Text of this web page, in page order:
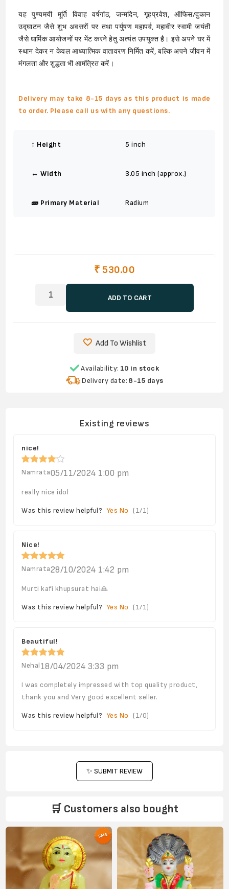
यह पुण्यमयी मूर्ति विवाह वर्षगांठ, जन्मदिन, गृहप्रवेश, ऑफिस/दुकान
उद्घाटन जैसे शुभ अवसरों पर तथा पर्युषण महापर्व, महावीर स्वामी जयंती
जैसे धार्मिक आयोजनों पर भेंट करने हेतु अत्यंत उपयुक्त है। इसे अपने घर में
स्थान देकर न केवल आध्यात्मिक वातावरण निर्मित करें, बल्कि अपने जीवन में
मंगलता और शुद्धता भी आमंत्रित करें।
Delivery may take 8-15 days as this product is made
to order. Please call us with any questions.
↕️ Height 5 inch
↔️ Width 3.05 inch (approx.)
🧱 Primary Material Radium
₹ 530.00
ADD TO CART
Add To Wishlist
Availability: 10 in stock
Delivery date: 8-15 days
Existing reviews
nice!
Namrata05/11/2024 1:00 pm
really nice idol
Was this review helpful? Yes No (1/1)
Nice!
Namrata28/10/2024 1:42 pm
Murti kafi khupsurat hai🙏
Was this review helpful? Yes No (1/1)
Beautiful!
Nehal18/04/2024 3:33 pm
I was completely impressed with top quality product,
thank you and Very good excellent seller.
Was this review helpful? Yes No (1/0)
✨ SUBMIT REVIEW
🛒 Customers also bought